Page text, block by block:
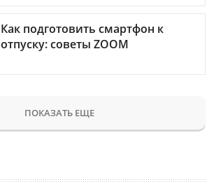
Как подготовить смартфон к
отпуску: советы ZOOM
ПОКАЗАТЬ ЕЩЕ